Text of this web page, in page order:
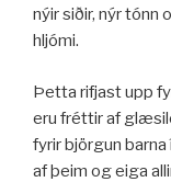
nýir siðir, nýr tónn
hljómi.
Þetta rifjast upp
eru fréttir af
fyrir björgun
af þeim og eiga